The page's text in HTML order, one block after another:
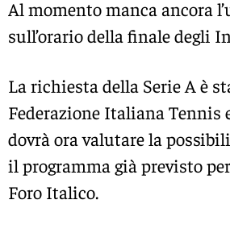
Al momento manca ancora
sull’orario della finale degli
La richiesta della Serie A è
Federazione Italiana Tennis
dovrà ora valutare la
il programma già previsto
Foro Italico.